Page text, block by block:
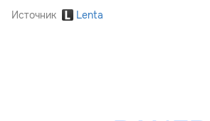
Источник Lenta